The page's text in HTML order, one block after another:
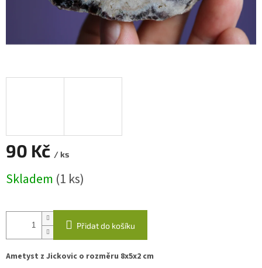
90 Kč / ks
cena:
Skladem (1 ks)
Přidat do košíku
Ametyst z Jickovic o rozměru 8x5x2 cm